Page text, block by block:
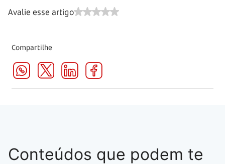
Avalie esse artigo
Compartilhe
Conteúdos que podem te